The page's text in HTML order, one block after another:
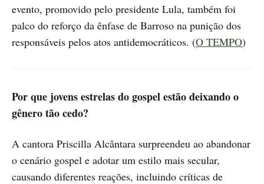
evento, promovido pelo presidente Lula, também foi
palco do reforço da ênfase de Barroso na punição dos
responsáveis pelos atos antidemocráticos. (O TEMPO)
Por que jovens estrelas do gospel estão deixando o
gênero tão cedo?
A cantora Priscilla Alcântara surpreendeu ao abandonar
o cenário gospel e adotar um estilo mais secular,
causando diferentes reações, incluindo críticas de